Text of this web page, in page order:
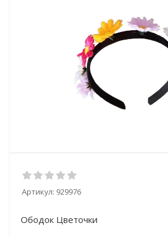
Артикул: 929976
Ободок Цветочки